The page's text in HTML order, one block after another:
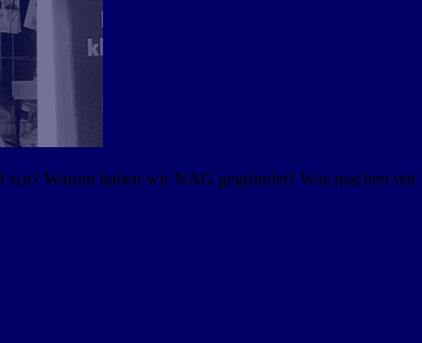
Warum haben wir NAG gegründet? Was machen